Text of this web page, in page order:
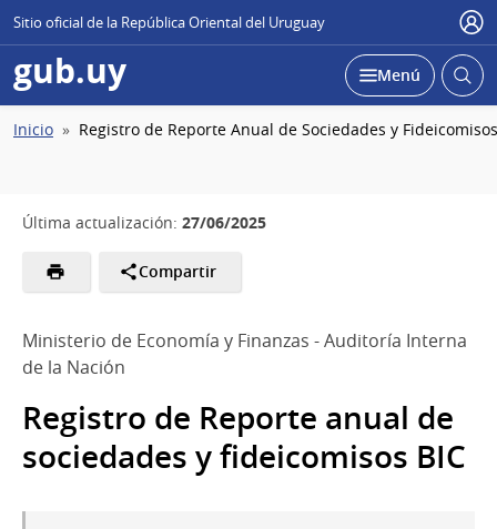
Sitio oficial de la República Oriental del Uruguay
gub.uy Desplegar
Menú Abrir
Ruta
Inicio Registro de Reporte Anual de Sociedades y
Última actualización: 27/06/2025
Compartir
Ministerio de Economía y Finanzas - Auditoría Interna
de la Nación
Registro de Reporte anual de
sociedades y fideicomisos BIC